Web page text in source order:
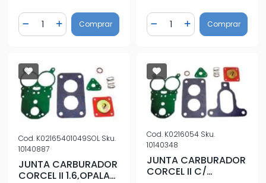
Diminuir Quantidade
Quantidade
Adicionar Quantidade
Comprar Diminuir Quantidade
Quantidade
AdicionarComprar
Cod. K02165401049SOL Sku.
10140887
JUNTA CARBURADOR
CORCEL II 1.6,OPALA
Cod. K0216054 Sku.
10140348
JUNTA CARBURADOR
CORCEL II C/